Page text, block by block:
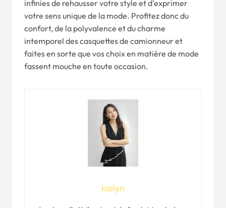
infinies de rehausser votre style et d'exprimer
votre sens unique de la mode. Profitez donc du
confort, de la polyvalence et du charme
intemporel des casquettes de camionneur et
faites en sorte que vos choix en matière de mode
fassent mouche en toute occasion.
kailyn